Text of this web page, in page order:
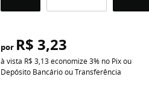
por R$ 3,23
à vista R$ 3,13economize3% no Pix ou
Depósito Bancário ou Transferência